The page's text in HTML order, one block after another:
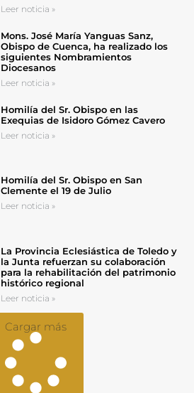
Leer noticia »
Mons. José María Yanguas Sanz,
Obispo de Cuenca, ha realizado los
siguientes Nombramientos
Diocesanos
Leer noticia »
Homilía del Sr. Obispo en las
Exequias de Isidoro Gómez Cavero
Leer noticia »
Homilía del Sr. Obispo en San
Clemente el 19 de Julio
Leer noticia »
La Provincia Eclesiástica de Toledo y
la Junta refuerzan su colaboración
para la rehabilitación del patrimonio
histórico regional
Leer noticia »
Cargar más